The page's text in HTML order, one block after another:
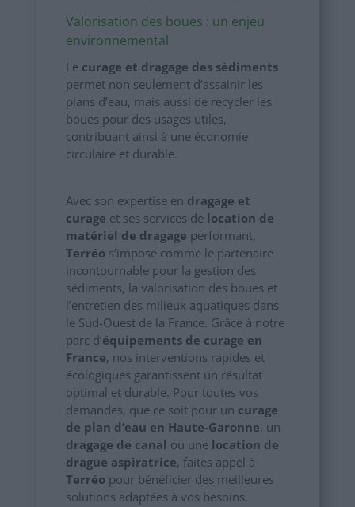
Valorisation des boues : un enjeu
environnemental
Le curage et dragage des sédiments
permet non seulement d’assainir les
plans d’eau, mais aussi de recycler les
boues pour des usages utiles,
contribuant ainsi à une économie
circulaire et durable.
Avec son expertise en dragage et
curage et ses services de location de
matériel de dragage performant,
Terréos’impose comme le partenaire
incontournable pour la gestion des
sédiments, la valorisation des boues et
l’entretien des milieux aquatiques dans
le Sud-Ouest de la France. Grâce à notre
parc d’équipements de curage en
France, nos interventions rapides et
écologiques garantissent un résultat
optimal et durable. Pour toutes vos
demandes, que ce soit pour un curage
de plan d’eau en Haute-Garonne, un
dragage de canal ou une location de
drague aspiratrice, faites appel à
Terréopour bénéficier des meilleures
solutions adaptées à vos besoins.